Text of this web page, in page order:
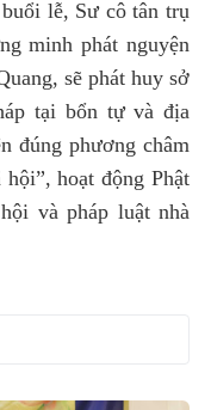
lễ, Sư cô tân trụ
minh phát nguyện
sẽ phát huy sở
tại bổn tự và địa
đúng phương châm
hoạt động Phật
và pháp luật nhà